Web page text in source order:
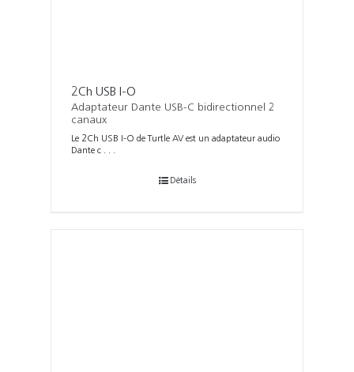
2Ch USB I-O
Adaptateur Dante USB-C bidirectionnel 2
canaux
Le 2Ch USB I-O de Turtle AV est un adaptateur audio
Dante c . . .
Détails